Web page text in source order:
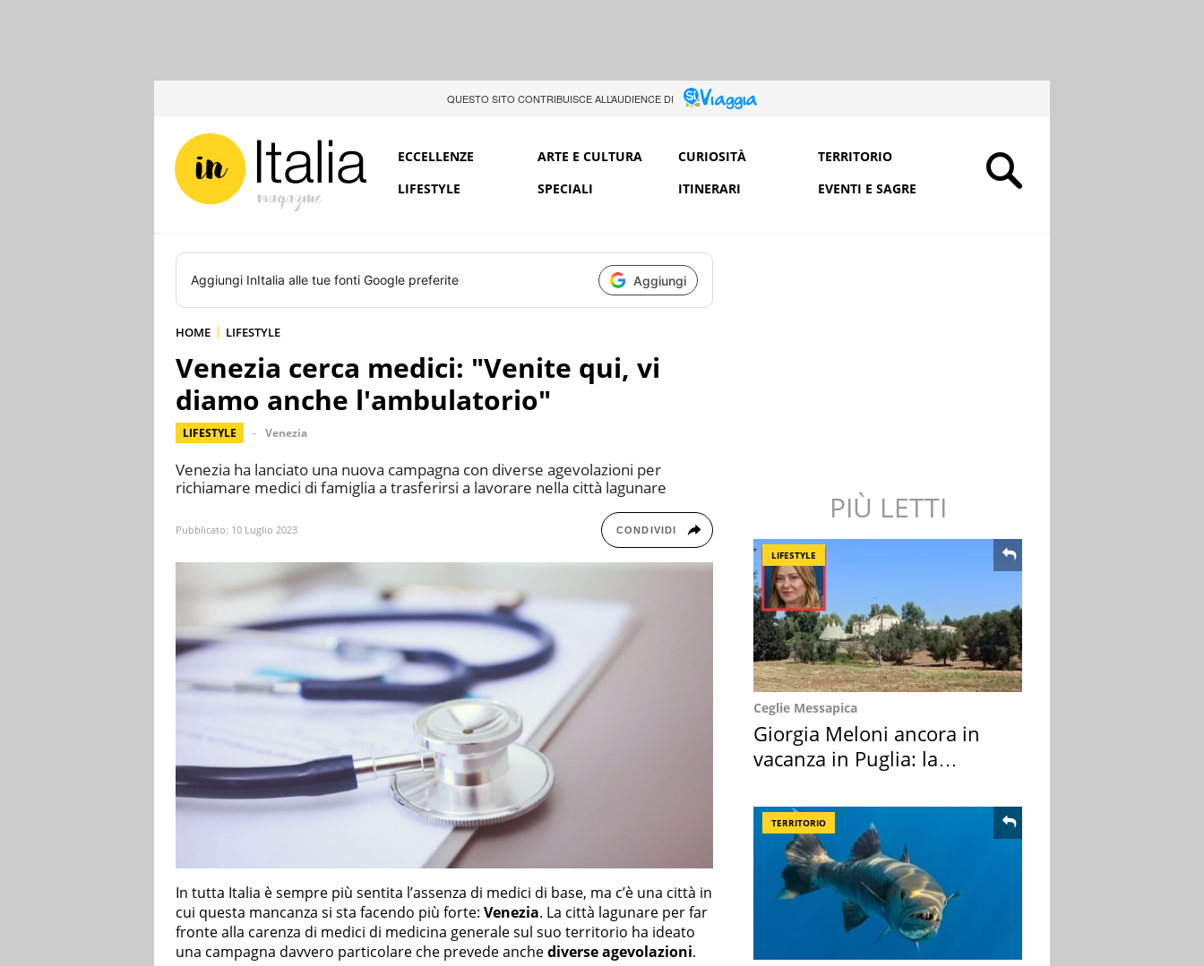
QUESTO SITO CONTRIBUISCE ALL’AUDIENCE DI
ECCELLENZE ARTE E CULTURA CURIOSITÀ
TERRITORIO
LIFESTYLE
SPECIALI ITINERARI EVENTI E SAGRE
Aggiungi InItalia alle tue fonti Google preferite Aggiungi
HOME LIFESTYLE
Venezia cerca medici: "Venite qui, vi
diamo anche l'ambulatorio"
LIFESTYLE Venezia
Venezia ha lanciato una nuova campagna con diverse agevolazioni per
richiamare medici di famiglia a trasferirsi a lavorare nella città lagunare
Pubblicato: 10 Luglio 2023 CONDIVIDI
In tutta Italia è sempre più sentita l’assenza di medici di base, ma c’è una città in
cui questa mancanza si sta facendo più forte: Venezia. La città lagunare per far
fronte alla carenza di medici di medicina generale sul suo territorio ha ideato
una campagna davvero particolare che prevede anchediverse agevolazioni.
PIÙ LETTI
LIFESTYLE
Ceglie Messapica
Giorgia Meloni ancora in
vacanza in Puglia: la
TERRITORIO